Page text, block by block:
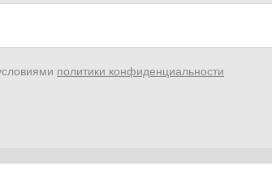
политики конфиденциальности